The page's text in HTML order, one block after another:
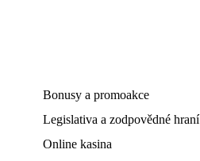
Bonusy a promoakce
Legislativa a zodpovědné hraní
Online kasina